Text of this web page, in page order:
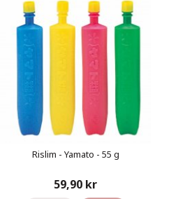
Rislim - Yamato - 55 g
59,90 kr